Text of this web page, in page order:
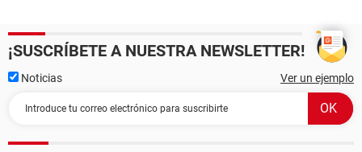
¡SUSCRÍBETE A NUESTRA NEWSLETTER!
Noticias Ver un ejemplo